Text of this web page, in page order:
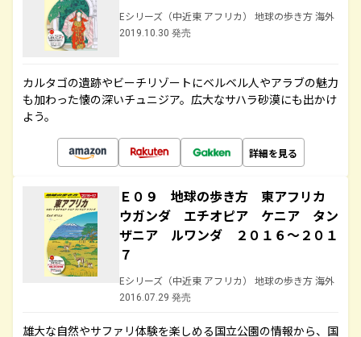
Eシリーズ（中近東 アフリカ） 地球の歩き方 海外
2019.10.30 発売
カルタゴの遺跡やビーチリゾートにベルベル人やアラブの魅力
も加わった懐の深いチュニジア。広大なサハラ砂漠にも出かけ
よう。
詳細を見る
Ｅ０９ 地球の歩き方 東アフリカ
ウガンダ エチオピア ケニア タン
ザニア ルワンダ ２０１６～２０１
７
Eシリーズ（中近東 アフリカ） 地球の歩き方 海外
2016.07.29 発売
雄大な自然やサファリ体験を楽しめる国立公園の情報から、国